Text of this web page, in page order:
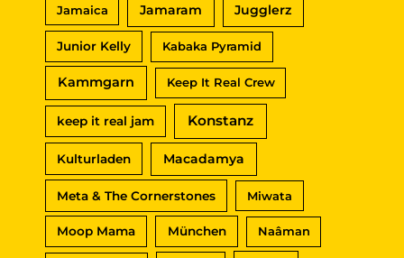
Jamaica Jamaram Jugglerz
Junior Kelly Kabaka Pyramid
Kammgarn Keep It Real Crew
keep it real jam Konstanz
Kulturladen Macadamya
Meta & The Cornerstones Miwata
Moop Mama München Naâman